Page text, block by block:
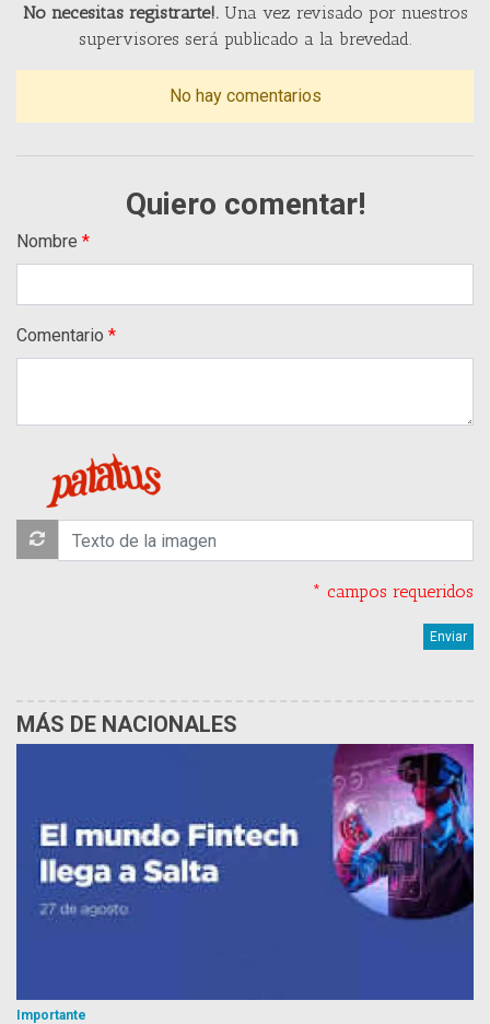
No necesitas registrarte!.Una vez revisado por nuestros
supervisores será publicado a la brevedad.
No hay comentarios
Quiero comentar!
Nombre
Comentario
* campos requeridos
MÁS DE NACIONALES
Importante